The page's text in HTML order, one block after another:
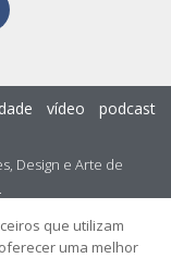
Design e Arte de
vídeo podcast
que utilizam
uma melhor